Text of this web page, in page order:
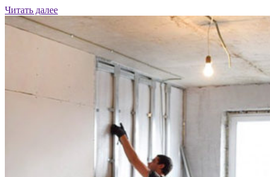
Читать далее